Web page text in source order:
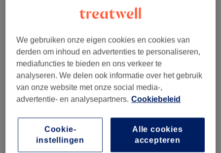
4,5
1541 reviews
Louise, Brussel
Laat zien op de kaart
Massage en duo au choix
30 min - 2 uur
Massage au choix en duo
30 min - 1 u 30 min
vanaf
Soin du Visage en duo au choix
50 min - 1 u
vanaf
Kort overzicht salongegevens
We gebruiken onze eigen cookies en cookies van
derden om inhoud en advertenties te personaliseren,
mediafuncties te bieden en ons verkeer te
analyseren. We delen ook informatie over het gebruik
van onze website met onze social media-,
advertentie- en analysepartners. Cookiebeleid
Alle cookies
accepteren
Cookie-
instellingen